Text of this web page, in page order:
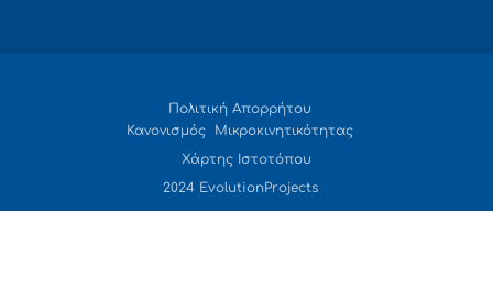
Πολιτική Απορρήτου
Κανονισμός Μικροκινητικότητας
Χάρτης Ιστοτόπου
2024 EvolutionProjects